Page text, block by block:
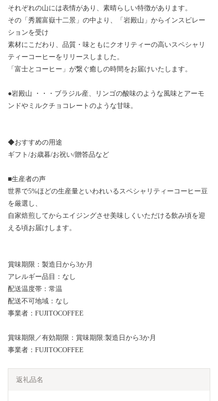
それぞれの山には表情があり、素晴らしい特徴があります。
その「秀麗富嶽十二景」の中より、「岩殿山」からインスピレー
ションを受け
素材にこだわり、品質・味ともにクオリティーの高いスペシャリ
ティーコーヒーをリリースしました。
「富士とコーヒー」が繋ぐ癒しの時間をお届けいたします。
●岩殿山 ・・・ブラジル産、リンゴの酸味のような風味とアーモ
ンドやミルクチョコレートのような甘味。
◆おすすめの用途
ギフト/お歳暮/お祝い/贈答品など
■生産者の声
世界で5%ほどの生産量といわれいるスペシャリティーコーヒー豆
を厳選し、
自家焙煎してからエイジングさせ美味しくいただける飲み頃を迎
える頃お届けします。
賞味期限：製造日から3か月
アレルギー品目：なし
配送温度帯：常温
配送不可地域：なし
事業者：FUJITOCOFFEE
賞味期限／有効期限：賞味期限:製造日から3か月
事業者：FUJITOCOFFEE
返礼品名